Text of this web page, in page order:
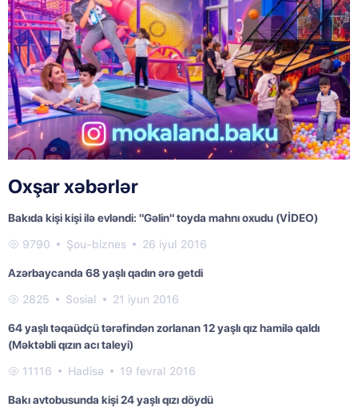
Oxşar xəbərlər
Bakıda kişi kişi ilə evləndi: "Gəlin" toyda mahnı oxudu (VİDEO)
9790 Şou-biznes 26 iyul 2016
Azərbaycanda 68 yaşlı qadın ərə getdi
2825 Sosial 21 iyun 2016
64 yaşlı təqaüdçü tərəfindən zorlanan 12 yaşlı qız hamilə qaldı
(Məktəbli qızın acı taleyi)
11116 Hadisə 19 fevral 2016
Bakı avtobusunda kişi 24 yaşlı qızı döydü